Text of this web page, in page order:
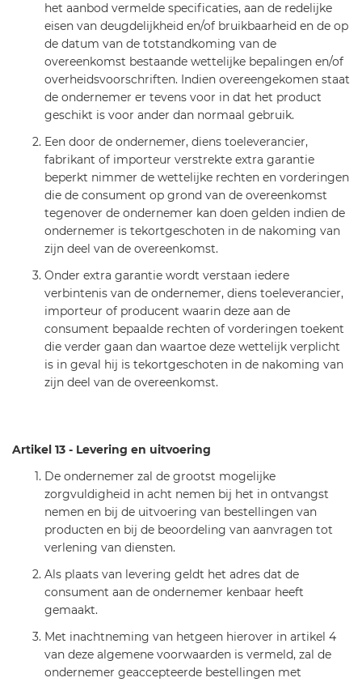
het aanbod vermelde specificaties, aan de redelijke
eisen van deugdelijkheid en/of bruikbaarheid en de op
de datum van de totstandkoming van de
overeenkomst bestaande wettelijke bepalingen en/of
overheidsvoorschriften. Indien overeengekomen staat
de ondernemer er tevens voor in dat het product
geschikt is voor ander dan normaal gebruik.
Een door de ondernemer, diens toeleverancier,
fabrikant of importeur verstrekte extra garantie
beperkt nimmer de wettelijke rechten en vorderingen
die de consument op grond van de overeenkomst
tegenover de ondernemer kan doen gelden indien de
ondernemer is tekortgeschoten in de nakoming van
zijn deel van de overeenkomst.
Onder extra garantie wordt verstaan iedere
verbintenis van de ondernemer, diens toeleverancier,
importeur of producent waarin deze aan de
consument bepaalde rechten of vorderingen toekent
die verder gaan dan waartoe deze wettelijk verplicht
is in geval hij is tekortgeschoten in de nakoming van
zijn deel van de overeenkomst.
Artikel 13 - Levering en uitvoering
De ondernemer zal de grootst mogelijke
zorgvuldigheid in acht nemen bij het in ontvangst
nemen en bij de uitvoering van bestellingen van
producten en bij de beoordeling van aanvragen tot
verlening van diensten.
Als plaats van levering geldt het adres dat de
consument aan de ondernemer kenbaar heeft
gemaakt.
Met inachtneming van hetgeen hierover in artikel 4
van deze algemene voorwaarden is vermeld, zal de
ondernemer geaccepteerde bestellingen met